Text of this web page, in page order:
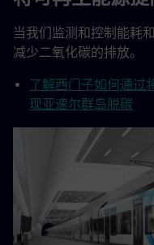
当我们监测和控制能耗
减少二氧化碳的排放。
了解西门子如何通过
现亚速尔群岛脱碳